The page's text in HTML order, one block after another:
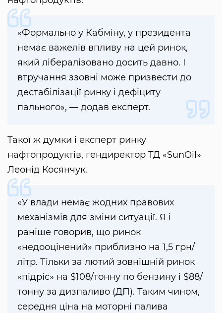
«Формально у Кабміну, у президента
немає важелів впливу на цей ринок,
який лібералізовано досить давно. І
втручання ззовні може призвести до
дестабілізації ринку і дефіциту
пального», — додав експерт.
Такої ж думки і експерт ринку
нафтопродуктів, гендиректор ТД «SunOil»
Леонід Косянчук.
«У влади немає жодних правових
механізмів для зміни ситуації. Я і
раніше говорив, що ринок
«недооцінений» приблизно на 1,5 грн/
літр. Тільки за лютий зовнішній ринок
«підріс» на $108/тонну по бензину і $88/
тонну за дизпаливо (ДП). Таким чином,
середня ціна на моторні палива